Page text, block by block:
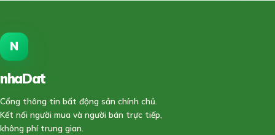
N
nhaDat
Cổng thông tin bất động sản chính chủ.
Kết nối người mua và người bán trực tiếp,
không phí trung gian.